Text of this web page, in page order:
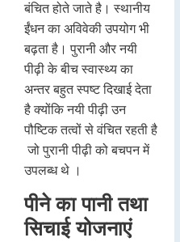
बंचित होते जाते है। स्थानीय
ईंधन का अविवेकी उपयोग भी
बढ़ता है। पुरानी और नयी
पीढ़ी के बीच स्वास्थ्य का
अन्तर बहुत स्पष्ट दिखाई देता
है क्योंकि नयी पीढ़ी उन
पौष्टिक तत्वों से वंचित रहती है
जो पुरानी पीढ़ी को बचपन में
उपलब्ध थे ।
पीने का पानी तथा
सिचाई योजनाएं